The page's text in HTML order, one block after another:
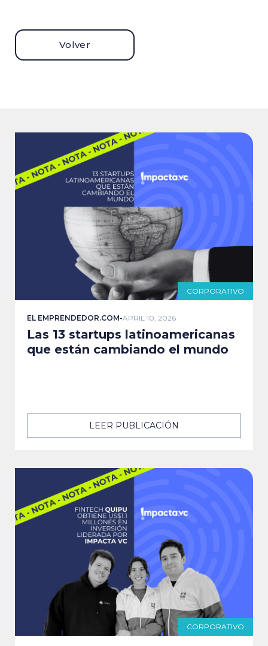
Volver
CORPORATIVO
EL EMPRENDEDOR.COM-APRIL 10, 2026
Las 13 startups latinoamericanas
que están cambiando el mundo
LEER PUBLICACIÓN
CORPORATIVO